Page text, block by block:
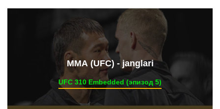
ММА (UFC) - janglari
UFC 310 Embedded (эпизод 5)